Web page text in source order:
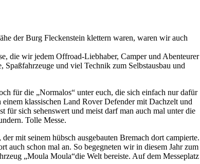
der Burg Fleckenstein klettern waren, waren wir auch
die wir jedem Offroad-Liebhaber, Camper und Abenteurer
und viel Technik zum Selbstausbau und
für die „Normalos“ unter euch, die sich einfach nur dafür
klassischen Land Rover Defender mit Dachzelt und
sich sehenswert und meist darf man auch mal unter die
Tolle Messe.
, der mit seinem hübsch ausgebauten Bremach dort campierte.
auch schon mal an. So begegneten wir in diesem Jahr zum
„Moula Moula“die Welt bereiste. Auf dem Messeplatz